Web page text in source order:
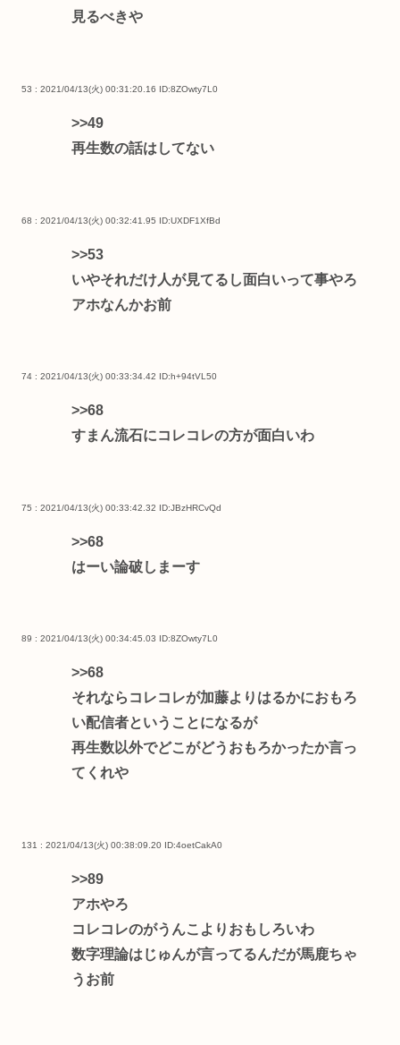
見るべきや
53 : 2021/04/13(火) 00:31:20.16 ID:8ZOwty7L0
>>49
再生数の話はしてない
68 : 2021/04/13(火) 00:32:41.95 ID:UXDF1XfBd
>>53
いやそれだけ人が見てるし面白いって事やろ
アホなんかお前
74 : 2021/04/13(火) 00:33:34.42 ID:h+94tVL50
>>68
すまん流石にコレコレの方が面白いわ
75 : 2021/04/13(火) 00:33:42.32 ID:JBzHRCvQd
>>68
はーい論破しまーす
89 : 2021/04/13(火) 00:34:45.03 ID:8ZOwty7L0
>>68
それならコレコレが加藤よりはるかにおもろ
い配信者ということになるが
再生数以外でどこがどうおもろかったか言っ
てくれや
131 : 2021/04/13(火) 00:38:09.20 ID:4oetCakA0
>>89
アホやろ
コレコレのがうんこよりおもしろいわ
数字理論はじゅんが言ってるんだが馬鹿ちゃ
うお前